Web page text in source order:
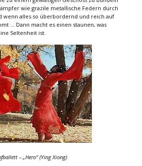
wie grazile metallische Federn durch
wenn alles so überbordernd und reich auf
… Dann macht es einen staunen, was
Seltenheit ist.
– „Hero“ (Ying Xiong)